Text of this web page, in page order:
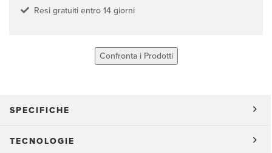
Resi gratuiti entro 14 giorni
Confronta i Prodotti
SPECIFICHE
TECNOLOGIE